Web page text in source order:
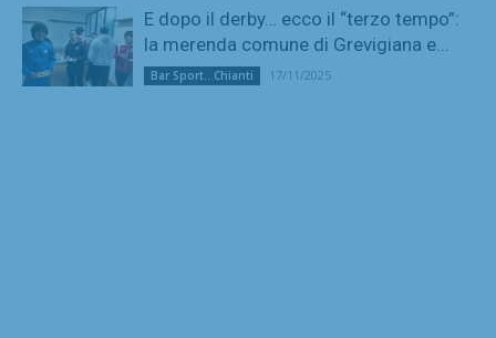
E dopo il derby… ecco il “terzo tempo”:
la merenda comune di Grevigiana e...
Bar Sport...Chianti 17/11/2025